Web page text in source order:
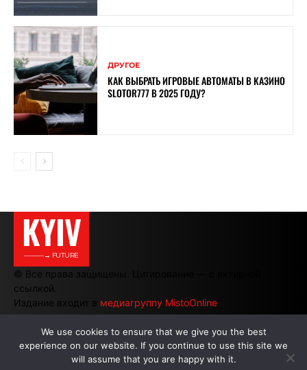
ДРУГОЕ
КАК ВЫБРАТЬ ИГРОВЫЕ АВТОМАТЫ В КАЗИНО
SLOTOR777 В 2025 ГОДУ?
KYIV
———→ FUTURE
© Все права защищены. Цитирование — с активной
ссылкой.
Издание входит в медиагруппу MistoOnline
АВТОРЫ | РЕКЛАМА НА САЙТЕ
We use cookies to ensure that we give you the best
experience on our website. If you continue to use this site we
will assume that you are happy with it.